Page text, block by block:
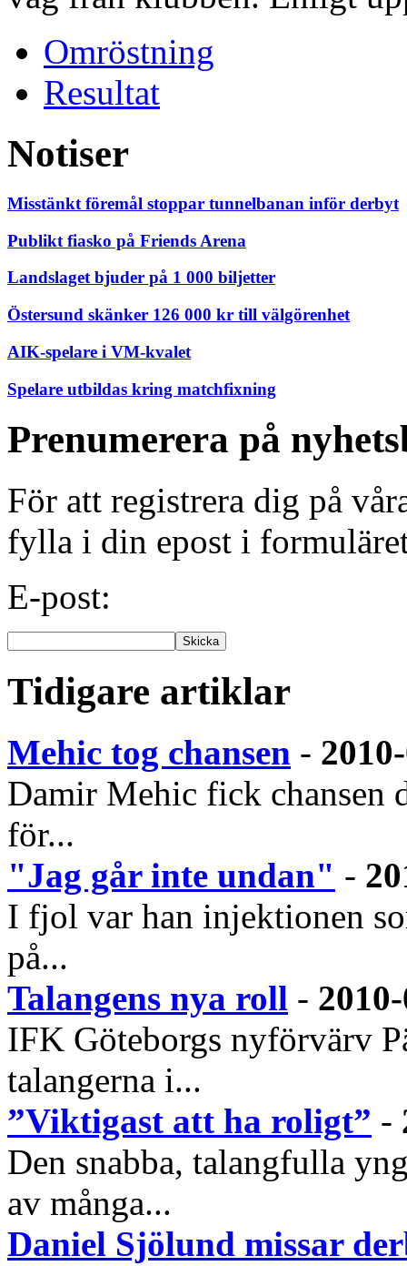
Omröstning
Resultat
Notiser
Misstänkt föremål stoppar tunnelbanan inför derbyt
Publikt fiasko på Friends Arena
Landslaget bjuder på 1 000 biljetter
Östersund skänker 126 000 kr till välgörenhet
AIK-spelare i VM-kvalet
Spelare utbildas kring matchfixning
Prenumerera på
För att registrera dig på
fylla i din epost i
E-post:
Tidigare artiklar
Mehic tog chansen -
Damir Mehic fick chansen
för...
"Jag går inte undan" -
I fjol var han injektionen
på...
Talangens nya roll -
IFK Göteborgs nyförvärv
talangerna i...
”Viktigast att ha roligt” -
Den snabba, talangfulla
av många...
Daniel Sjölund missar